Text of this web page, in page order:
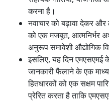
करना है।
नवाचार को बढ़ावा देकर
को एक मजबूत, आत्मनिर्भर
अनुरूप समावेशी औद्योगिक
इसलिए, यह दिन
जानकारी फैलाने के एक
हितधारकों को एक सक्षम
प्रेरित करता है ताकि